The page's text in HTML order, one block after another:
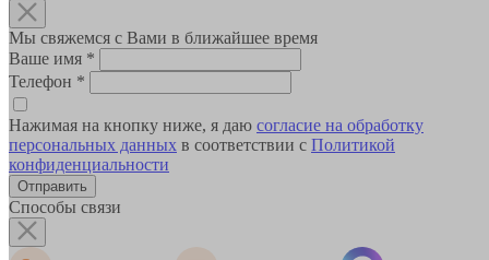
Мы свяжемся с Вами в ближайшее время
Ваше имя *
Телефон *
Нажимая на кнопку ниже, я даю согласие на обработку
персональных данных в соответствии с Политикой
конфиденциальности
Способы связи